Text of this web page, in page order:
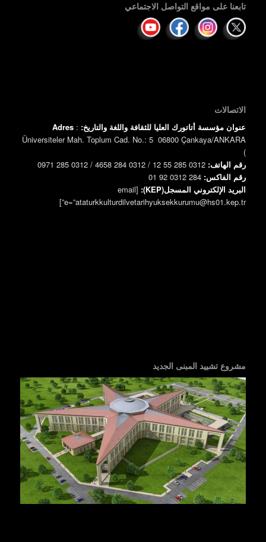
تابعنا على مواقع التواصل الاجتماعي
الاتصالات
عنوان مؤسسة أتاتورك العليا للثقافة واللغة والتاريخ:
Adres :
Üniversiteler Mah. Toplum Cad. No.: 5 06800 Çankaya/ANKARA
)
رقم الهاتف:
رقم الفاكس:
البريد الإلكتروني المسجل(KEP):
[email
e=”ataturkkulturdilvetarihyuksekkurumu@hs01.kep.tr”]
مشروع تشييد المبنى الجديد